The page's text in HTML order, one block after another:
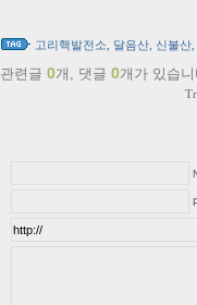
고리핵발전소 달음산 신불산
관련글 0개, 댓글 0개가 있습